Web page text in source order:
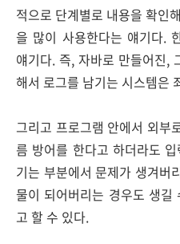
적으로 단계별로 내용을 확인
을 많이 사용한다는 얘기다.
얘기다. 즉, 자바로 만들어진,
해서 로그를 남기는 시스템은
그리고 프로그램 안에서 외부
름 방어를 한다고 하더라도
기는 부분에서 문제가 생겨버
물이 되어버리는 경우도 생
고 할 수 있다.